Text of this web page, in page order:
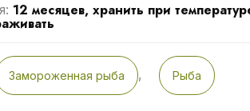
12 месяцев, хранить при
Замороженная рыба , Рыба